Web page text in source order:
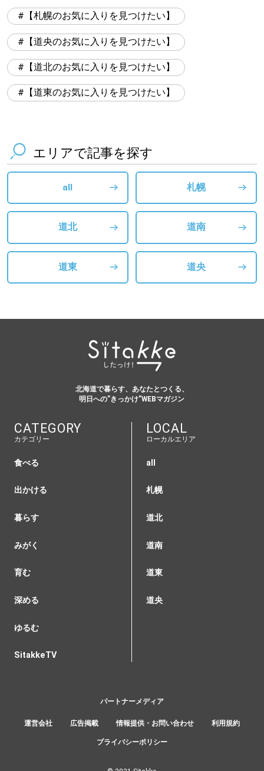
【札幌のお気に入りを見つけたい】
【道央のお気に入りを見つけたい】
【道北のお気に入りを見つけたい】
【道東のお気に入りを見つけたい】
エリアで記事を探す
all 札幌
道北 道南
道東 道央
北海道で暮らす、あなたとつくる、
明日への”きっかけ”WEBマガジン
CATEGORY
カテゴリー
食べる
出かける
暮らす
みがく
育む
深める
ゆるむ
SitakkeTV
LOCAL
ローカルエリア
all
札幌
道北
道南
道東
道央
運営会社 広告掲載 情報提供・お問い合わせ 利用規約
プライバシーポリシー
パートナーメディア